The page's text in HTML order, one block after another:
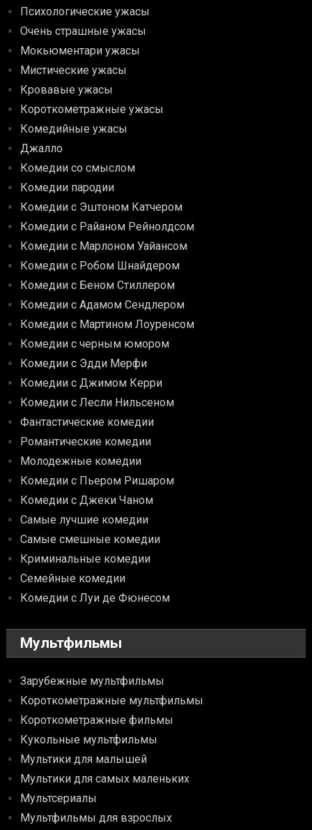
Психологические ужасы
Очень страшные ужасы
Мокьюментари ужасы
Мистические ужасы
Кровавые ужасы
Короткометражные ужасы
Комедийные ужасы
Джалло
Комедии со смыслом
Комедии пародии
Комедии с Эштоном Катчером
Комедии с Райаном Рейнолдсом
Комедии с Марлоном Уайансом
Комедии с Робом Шнайдером
Комедии с Беном Стиллером
Комедии с Адамом Сендлером
Комедии с Мартином Лоуренсом
Комедии с черным юмором
Комедии с Эдди Мерфи
Комедии с Джимом Керри
Комедии с Лесли Нильсеном
Фантастические комедии
Романтические комедии
Молодежные комедии
Комедии с Пьером Ришаром
Комедии с Джеки Чаном
Самые лучшие комедии
Самые смешные комедии
Криминальные комедии
Семейные комедии
Комедии с Луи де Фюнесом
Мультфильмы
Зарубежные мультфильмы
Короткометражные мультфильмы
Короткометражные фильмы
Кукольные мультфильмы
Мультики для малышей
Мультики для самых маленьких
Мультсериалы
Мультфильмы для взрослых